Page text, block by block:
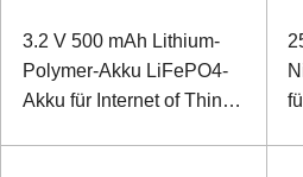
3.2 V 500 mAh Lithium-
Polymer-Akku LiFePO4-
Akku für Internet of Things